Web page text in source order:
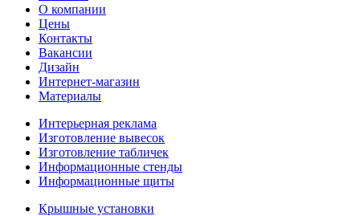
О компании
Цены
Контакты
Вакансии
Дизайн
Интернет-магазин
Материалы
Интерьерная реклама
Изготовление вывесок
Изготовление табличек
Информационные стенды
Информационные щиты
Крышные установки